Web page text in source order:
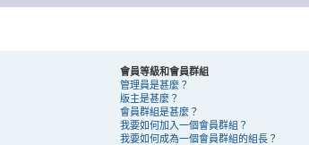
會員等級和會員群組
管理員是甚麼？
版主是甚麼？
會員群組是甚麼？
我要如何加入一個會員群組？
我要如何成為一個會員群組的組長？